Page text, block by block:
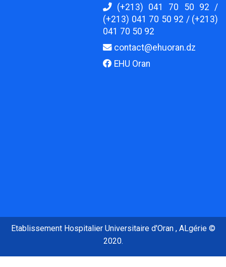
(+213) 041 70 50 92 /
(+213) 041 70 50 92 / (+213)
041 70 50 92
contact@ehuoran.dz
EHU Oran
Etablissement Hospitalier Universitaire d'Oran , ALgérie ©
2020.